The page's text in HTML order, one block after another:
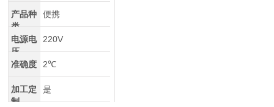
产品种
类
便携
电源电
压
220V
准确度 2℃
加工定
制
是